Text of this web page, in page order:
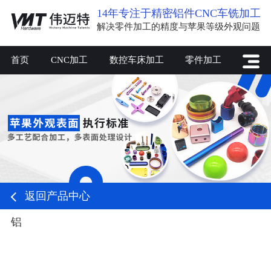
14年专注于精密铝件CNC车铣加工
解决零件加工的精度与苹果等级外观问题
首页 CNC加工 数控车床加工 零件加工
返回产品中心
铝